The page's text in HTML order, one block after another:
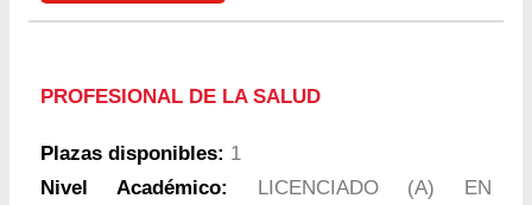
PROFESIONAL DE LA SALUD
Plazas disponibles: 1
Nivel Académico: LICENCIADO (A) EN